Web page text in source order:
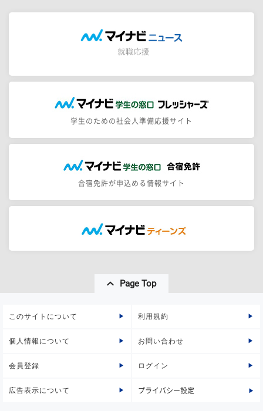
学生のための社会人準備応援サイト
合宿免許が申込める情報サイト
Page Top
このサイトについて 利用規約
個人情報について お問い合わせ
会員登録 ログイン
広告表示について プライバシー設定